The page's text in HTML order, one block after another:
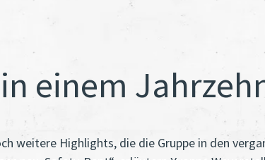
einem
weitere Highlights, die die Gruppe in den